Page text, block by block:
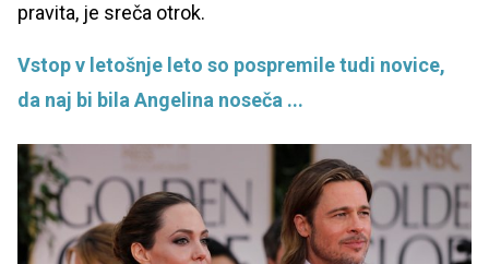
pravita, je sreča otrok.
Vstop v letošnje leto so pospremile tudi novice,
da naj bi bila Angelina noseča ...